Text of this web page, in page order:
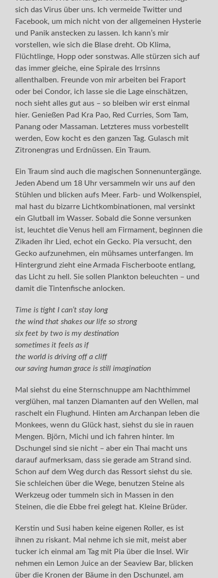
sich das Virus über uns. Ich vermeide Twitter und
Facebook, um mich nicht von der allgemeinen Hysterie
und Panik anstecken zu lassen. Ich kann’s mir
vorstellen, wie sich die Blase dreht. Ob Klima,
Flüchtlinge, Hopp oder sonstwas. Alle stürzen sich auf
das immer gleiche, eine Spirale des Irrsinns
allenthalben. Freunde von mir arbeiten bei Fraport
oder bei Condor, ich lasse sie die Lage einschätzen,
noch sieht alles gut aus – so bleiben wir erst einmal
hier. Genießen Pad Kra Pao, Red Curries, Som Tam,
Panang oder Massaman. Letzteres muss vorbestellt
werden, Eow kocht es den ganzen Tag. Gulasch mit
Zitronengras und Erdnüssen. Ein Traum.
Ein Traum sind auch die magischen Sonnenuntergänge.
Jeden Abend um 18 Uhr versammeln wir uns auf den
Stühlen und blicken aufs Meer. Farb- und Wolkenspiel,
mal hast du bizarre Lichtkombinationen, mal versinkt
ein Glutball im Wasser. Sobald die Sonne versunken
ist, leuchtet die Venus hell am Firmament, beginnen die
Zikaden ihr Lied, echot ein Gecko. Pia versucht, den
Gecko aufzunehmen, ein mühsames unterfangen. Im
Hintergrund zieht eine Armada Fischerboote entlang,
das Licht zu hell. Sie sollen Plankton beleuchten – und
damit die Tintenfische anlocken.
Time is tight I can’t stay long
the wind that shakes our life so strong
six feet by two is my destination
sometimes it feels as if
the world is driving off a cliff
our saving human grace is still imagination
Mal siehst du eine Sternschnuppe am Nachthimmel
verglühen, mal tanzen Diamanten auf den Wellen, mal
raschelt ein Flughund. Hinten am Archanpan leben die
Monkees, wenn du Glück hast, siehst du sie in rauen
Mengen. Björn, Michi und ich fahren hinter. Im
Dschungel sind sie nicht – aber ein Thai macht uns
darauf aufmerksam, dass sie gerade am Strand sind.
Schon auf dem Weg durch das Ressort siehst du sie.
Sie schleichen über die Wege, benutzen Steine als
Werkzeug oder tummeln sich in Massen in den
Steinen, die die Ebbe frei gelegt hat. Kleine Brüder.
Kerstin und Susi haben keine eigenen Roller, es ist
ihnen zu riskant. Mal nehme ich sie mit, meist aber
tucker ich einmal am Tag mit Pia über die Insel. Wir
nehmen ein Lemon Juice an der Seaview Bar, blicken
über die Kronen der Bäume in den Dschungel, am